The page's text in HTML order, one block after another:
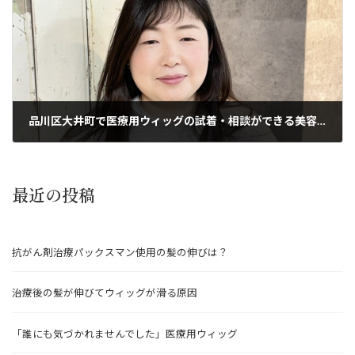
品川区大井町で医療用ウィッグの試着・相談ができる美容室｜抗がん剤の脱毛にも対応
2024年2月9日
最近の投稿
抗がん剤治療パックスマン使用の髪の伸びは？
治療後の髪が伸びてウィッグが滑る原因
「誰にも気づかれませんでした」医療用ウィッグ